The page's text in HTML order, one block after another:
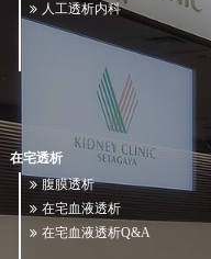
人工透析内科
在宅透析
腹膜透析
在宅血液透析
在宅血液透析Q&A